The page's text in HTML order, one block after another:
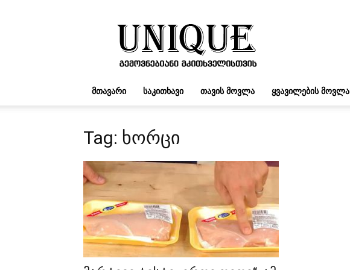
UNIQUE.GE
ᲛᲗᲐᲕᲐᲠᲘ ᲡᲐᲙᲘᲗᲮᲐᲕᲘ ᲗᲐᲕᲘᲡ ᲛᲝᲕᲚᲐ ᲧᲕᲐᲕᲘᲚᲔᲑᲘᲡ ᲛᲝᲕᲚᲐ
Tag: ხორცი